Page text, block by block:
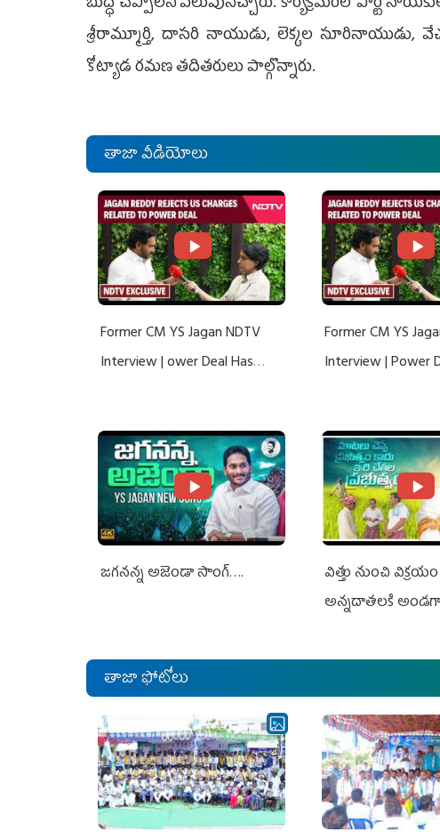
శ్రీరామ్మూర్తి, దాసరి నాయుడు, లెక్కల సూరినాయుడు,
కోట్యాడ రమణ తదితరులు పాల్గొన్నారు.
తాజా వీడియోలు
Former CM YS Jagan NDTV
Interview | ower Deal Has
Former CM YS
Interview | Power
జగనన్న అజెండా సాంగ్….
విత్తు నుంచి
అన్నదాతలకి అండగా
తాజా ఫోటోలు